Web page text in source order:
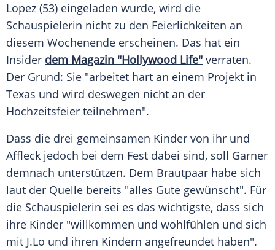
Lopez (53) eingeladen wurde, wird die
Schauspielerin nicht zu den Feierlichkeiten an
diesem Wochenende erscheinen. Das hat ein
Insider dem Magazin "Hollywood Life" verraten.
Der Grund: Sie "arbeitet hart an einem Projekt in
Texas und wird deswegen nicht an der
Hochzeitsfeier teilnehmen".
Dass die drei gemeinsamen Kinder von ihr und
Affleck jedoch bei dem Fest dabei sind, soll Garner
demnach unterstützen. Dem Brautpaar habe sich
laut der Quelle bereits "alles Gute gewünscht". Für
die Schauspielerin sei es das wichtigste, dass sich
ihre Kinder "willkommen und wohlfühlen und sich
mit J.Lo und ihren Kindern angefreundet haben".